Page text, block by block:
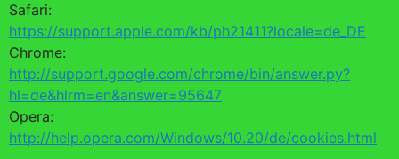
Safari:
https://support.apple.com/kb/ph21411?locale=de_DE
Chrome:
http://support.google.com/chrome/bin/answer.py?
hl=de&hlrm=en&answer=95647
Opera:
http://help.opera.com/Windows/10.20/de/cookies.html